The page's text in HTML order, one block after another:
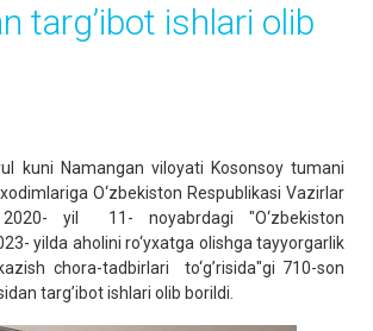
targ’ibot ishlari olib
kuni Namangan viloyati Kosonsoy tumani
O‘zbekiston Respublikasi Vazirlar
2020- yil 11- noyabrdagi "O‘zbekiston
yilda aholini ro‘yxatga olishga tayyorgarlik
chora-tadbirlari to‘g’risida"gi 710-son
targ’ibot ishlari olib borildi.